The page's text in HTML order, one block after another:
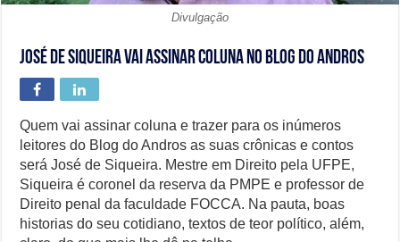
Divulgação
José de Siqueira vai assinar coluna no Blog do Andros
Quem vai assinar coluna e trazer para os inúmeros
leitores do Blog do Andros as suas crônicas e contos
será José de Siqueira. Mestre em Direito pela UFPE,
Siqueira é coronel da reserva da PMPE e professor de
Direito penal da faculdade FOCCA. Na pauta, boas
historias do seu cotidiano, textos de teor político, além,